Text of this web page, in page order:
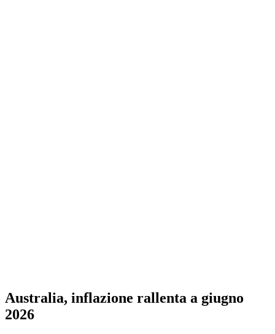
Australia, inflazione rallenta a giugno
2026